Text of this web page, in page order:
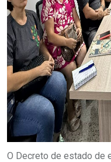
O Decreto de estado de